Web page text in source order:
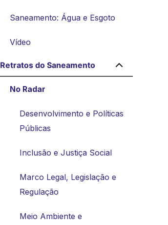
Saneamento: Água e Esgoto
Vídeo
Retratos do Saneamento
No Radar
Desenvolvimento e Políticas
Públicas
Inclusão e Justiça Social
Marco Legal, Legislação e
Regulação
Meio Ambiente e